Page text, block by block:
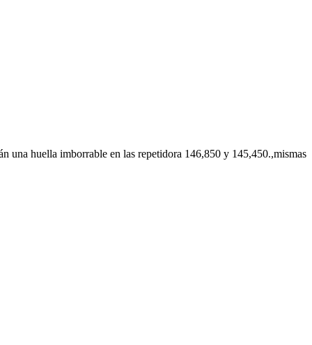
una huella imborrable en las repetidora 146,850 y 145,450.,mismas